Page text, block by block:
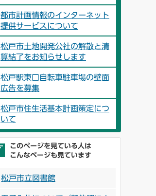
都市計画情報のインターネット
提供サービスについて
松戸市土地開発公社の解散と清
算結了をお知らせします
松戸駅東口自転車駐車場の壁面
広告を募集
松戸市住生活基本計画策定につ
いて
このページを見ている人は
こんなページも見ています
松戸市立図書館